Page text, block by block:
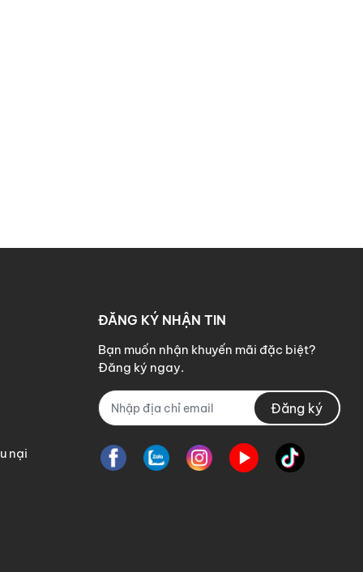
bị hỏng và gửi bổ sung
nại
ĐĂNG KÝ NHẬN TIN
Bạn muốn nhận khuyến mãi đặc biệt?
Đăng ký ngay.
Đăng ký